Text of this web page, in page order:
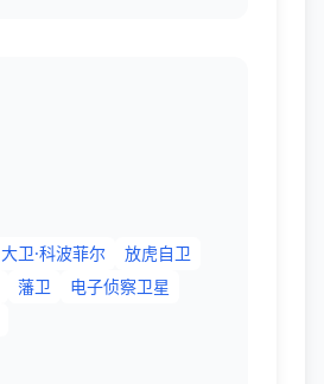
大卫·科波菲尔
放虎自卫
藩卫
电子侦察卫星